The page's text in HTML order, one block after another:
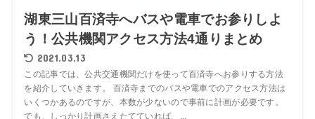
湖東三山百済寺へバスや電車でお参りしよ
う！公共機関アクセス方法4通りまとめ
2021.03.13
この記事では、公共交通機関だけを使って百済寺へお参りする方法
を紹介していきます。 百済寺までのバスや電車でのアクセス方法は
いくつかあるのですが、本数が少ないので事前に計画が必要です。
でも、しっかり計画さえたてていれば、...